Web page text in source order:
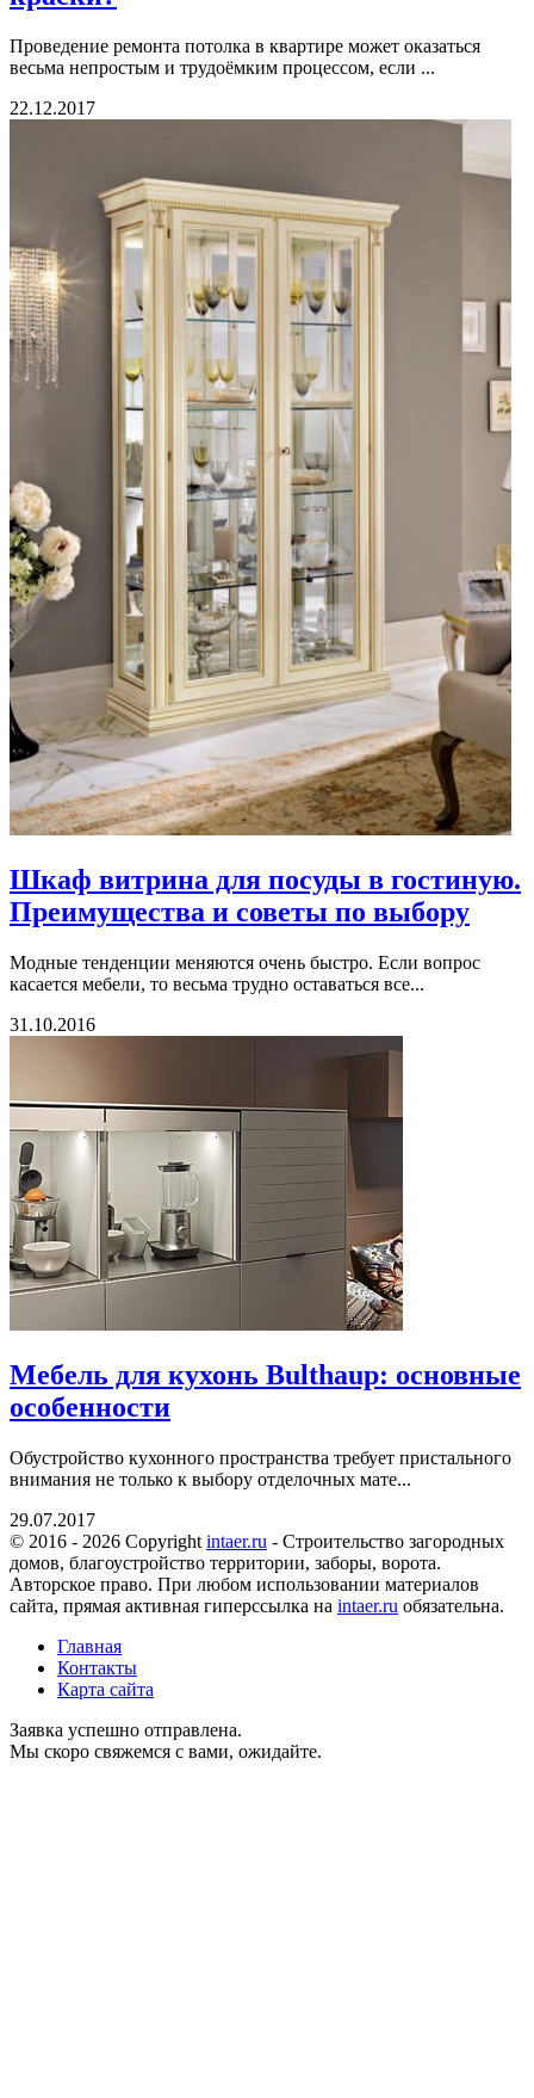
Проведение ремонта потолка в квартире может оказаться
весьма непростым и трудоёмким процессом, если ...
22.12.2017
Шкаф витрина для посуды в гостиную.
Преимущества и советы по выбору
Модные тенденции меняются очень быстро. Если вопрос
касается мебели, то весьма трудно оставаться все...
31.10.2016
Мебель для кухонь Bulthaup: основные
особенности
Обустройство кухонного пространства требует пристального
внимания не только к выбору отделочных мате...
29.07.2017
© 2016 - 2026 Copyright intaer.ru - Cтроительство загородных
домов, благоустройство территории, заборы, ворота.
Авторское право. При любом использовании материалов
сайта, прямая активная гиперссылка на intaer.ru обязательна.
Главная
Контакты
Карта сайта
Заявка успешно отправлена.
Мы скоро свяжемся с вами, ожидайте.